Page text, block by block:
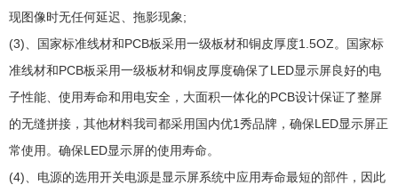
现图像时无任何延迟、拖影现象;
(3)、国家标准线材和PCB板采用一级板材和铜皮厚度1.5OZ。国家标
准线材和PCB板采用一级板材和铜皮厚度确保了LED显示屏良好的电
子性能、使用寿命和用电安全，大面积一体化的PCB设计保证了整屏
的无缝拼接，其他材料我司都采用国内优1秀品牌，确保LED显示屏正
常使用。确保LED显示屏的使用寿命。
(4)、电源的选用开关电源是显示屏系统中应用寿命最短的部件，因此